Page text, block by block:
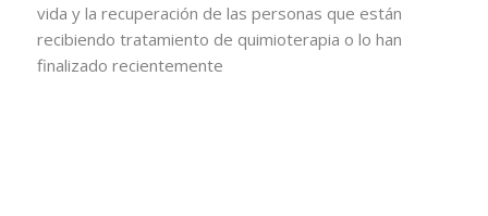
vida y la recuperación de las personas que están
recibiendo tratamiento de quimioterapia o lo han
finalizado recientemente